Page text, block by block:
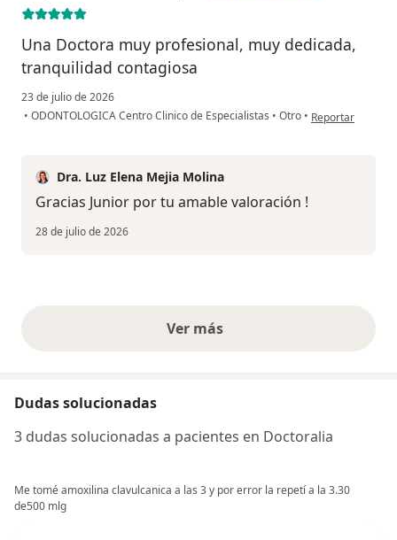
Una Doctora muy profesional, muy dedicada,
tranquilidad contagiosa
23 de julio de 2026
• ODONTOLOGICA Centro Clinico de Especialistas • Otro • en opinión del
Reportar
Dra. Luz Elena Mejia Molina
Gracias Junior por tu amable valoración !
28 de julio de 2026
Ver másopiniones anteriores
Dudas solucionadas
3 dudas solucionadas a pacientes en Doctoralia
Me tomé amoxilina clavulcanica a las 3 y por error la repetí a la 3.30
de500 mlg